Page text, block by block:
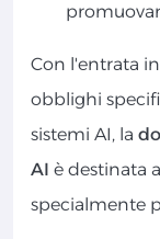
Con l'entrata
obblighi
sistemi AI, la
AI è destinata
specialmente